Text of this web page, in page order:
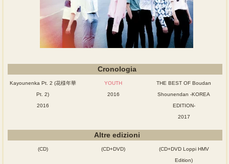
Cronologia
Kayounenka Pt. 2 (花様年華
Pt. 2)
2016
YOUTH
2016
THE BEST OF Boudan
Shounendan -KOREA
EDITION-
2017
Altre edizioni
(CD) (CD+DVD)
(CD+DVD Loppi HMV
Edition)